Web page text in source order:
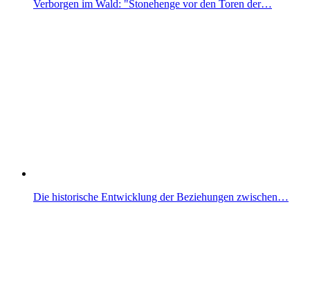
Verborgen im Wald: "Stonehenge vor den Toren der…
Die historische Entwicklung der Beziehungen zwischen…